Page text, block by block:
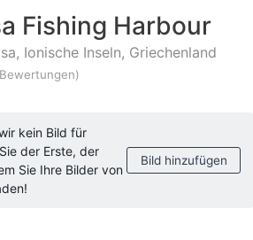
Fishing Harbour
Ionische Inseln, Griechenland
auf
kein Bild für
der Erste, der
Sie Ihre Bilder von
Bild hinzufügen